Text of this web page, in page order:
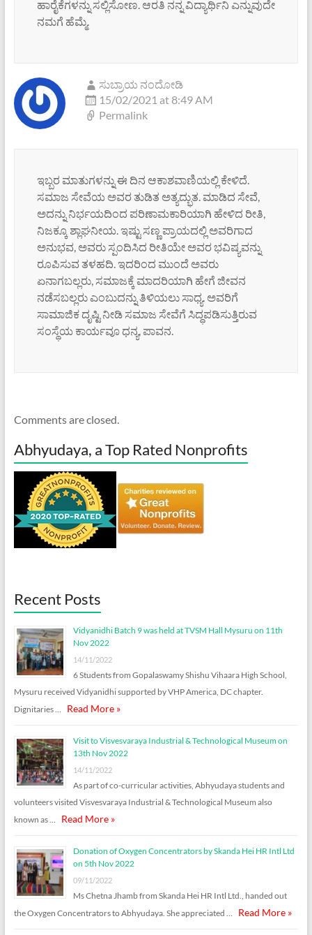
ಹಾರೈಕೆಗಳನ್ನು ಸಲ್ಲಿಸೋಣ. ಆರತಿ ನನ್ನ ವಿದ್ಯಾರ್ಥಿನಿ ಎನ್ನುವುದೇ
ನಮಗೆ ಹೆಮ್ಮೆ.
ಸುಬ್ರಾಯ ನಂದೋಡಿ
15/02/2021 at 8:49 AM
Permalink
ಇಬ್ಬರ ಮಾತುಗಳನ್ನು ಈ ದಿನ ಆಕಾಶವಾಣಿಯಲ್ಲಿ ಕೇಳಿದೆ.
ಸಮಾಜ ಸೇವೆಯ ಅವರ ತುಡಿತ ಅತ್ಯದ್ಭುತ. ಮಾಡಿದ ಸೇವೆ,
ಅದನ್ನು ನಿರ್ಭಯದಿಂದ ಪರಿಣಾಮಕಾರಿಯಾಗಿ ಹೇಳಿದ ರೀತಿ,
ನಿಜಕ್ಕೂ ಶ್ಲಾಘನೀಯ. ಇಷ್ಟು ಸಣ್ಣ ಪ್ರಾಯದಲ್ಲಿ ಅವರಿಗಾದ
ಅನುಭವ, ಅವರು ಸ್ಪಂದಿಸಿದ ರೀತಿಯೇ ಅವರ ಭವಿಷ್ಯವನ್ನು
ರೂಪಿಸುವ ತಳಹದಿ. ಇದರಿಂದ ಮುಂದೆ ಅವರು
ಏನಾಗಬಲ್ಲರು, ಸಮಾಜಕ್ಕೆ ಮಾದರಿಯಾಗಿ ಹೇಗೆ ಜೀವನ
ನಡೆಸಬಲ್ಲರು ಎಂಬುದನ್ನು ತಿಳಿಯಲು ಸಾಧ್ಯ. ಅವರಿಗೆ
ಸಾಮಾಜಿಕ ದೃಷ್ಟಿ ನೀಡಿ ಸಮಾಜ ಸೇವೆಗೆ ಸಿದ್ಧಪಡಿಸುತ್ತಿರುವ
ಸಂಸ್ಥೆಯ ಕಾರ್ಯವೂ ಧನ್ಯ, ಪಾವನ.
Comments are closed.
Abhyudaya, a Top Rated Nonprofits
Recent Posts
Vidyanidhi Batch 9 was held at TVSM Hall Mysuru on 11th
Nov 2022
14/11/2022
6 Students from Gopalaswamy Shishu Vihaara High School,
Mysuru received Vidyanidhi supported by VHP America, DC chapter.
Dignitaries …
Read More »
Visit to Visvesvaraya Industrial & Technological Museum on
13th Nov 2022
14/11/2022
As part of co-curricular activities, Abhyudaya students and
volunteers visited Visvesvaraya Industrial & Technological Museum also
known as …
Read More »
Donation of Oxygen Concentrators by Skanda Hei HR Intl Ltd
on 5th Nov 2022
09/11/2022
Ms Chetna Jhamb from Skanda Hei HR Intl Ltd., handed out
the Oxygen Concentrators to Abhyudaya. She appreciated …
Read More »